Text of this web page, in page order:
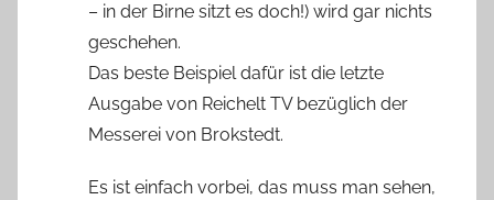
– in der Birne sitzt es doch!) wird gar nichts
geschehen.
Das beste Beispiel dafür ist die letzte
Ausgabe von Reichelt TV bezüglich der
Messerei von Brokstedt.
Es ist einfach vorbei, das muss man sehen,